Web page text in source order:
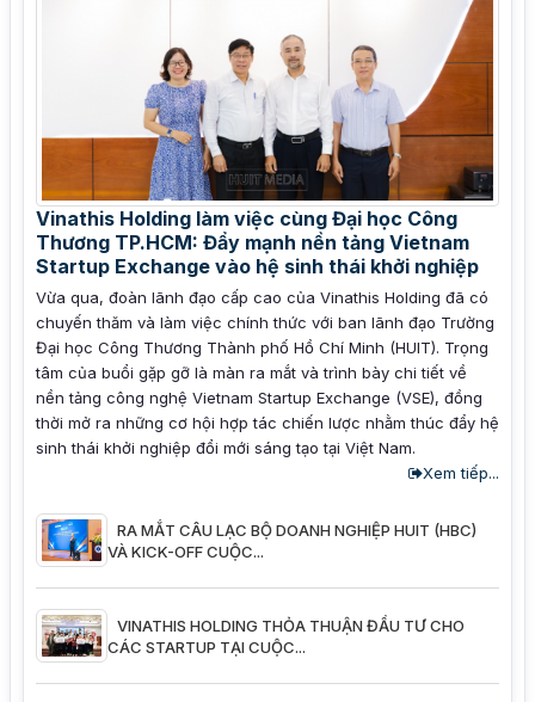
Vinathis Holding làm việc cùng Đại học Công
Thương TP.HCM: Đẩy mạnh nền tảng Vietnam
Startup Exchange vào hệ sinh thái khởi nghiệp
Vừa qua, đoàn lãnh đạo cấp cao của Vinathis Holding đã có
chuyến thăm và làm việc chính thức với ban lãnh đạo Trường
Đại học Công Thương Thành phố Hồ Chí Minh (HUIT). Trọng
tâm của buổi gặp gỡ là màn ra mắt và trình bày chi tiết về
nền tảng công nghệ Vietnam Startup Exchange (VSE), đồng
thời mở ra những cơ hội hợp tác chiến lược nhằm thúc đẩy hệ
sinh thái khởi nghiệp đổi mới sáng tạo tại Việt Nam.
Xem tiếp...
RA MẮT CÂU LẠC BỘ DOANH NGHIỆP HUIT (HBC)
VÀ KICK-OFF CUỘC...
VINATHIS HOLDING THỎA THUẬN ĐẦU TƯ CHO
CÁC STARTUP TẠI CUỘC...